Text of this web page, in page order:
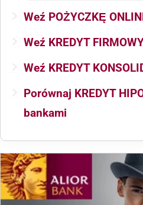
Weź POŻYCZKĘ
Weź KREDYT
Weź KREDYT
Porównaj KREDYT
bankami